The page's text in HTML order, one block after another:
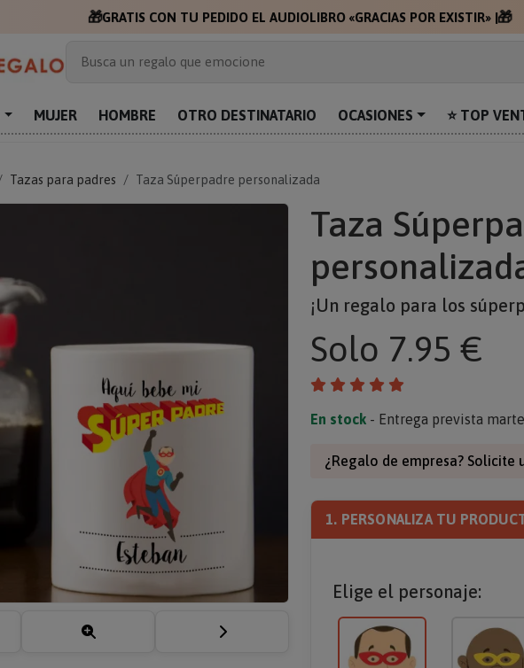
🎁GRATIS CON TU PEDIDO EL AUDIOLIBRO «GRACIAS POR EXISTIR» 🎁
Busca un regalo que emocione
Regalos personalizados para sorprender
MUJER HOMBRE OTRO DESTINATARIO OCASIONES ⭐ TOP
Tazas para padres Taza Súperpadre personalizada
Taza
¡Un regalo para los
Solo 7.95 €
En stock - Entrega prevista
¿Regalo de empresa? Solicite
1. PERSONALIZA TU
Elige el personaje: